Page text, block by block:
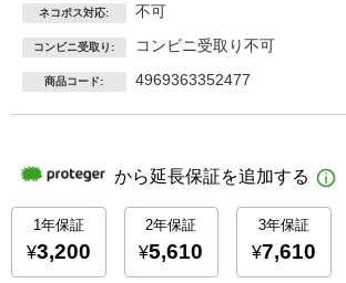
ネコポス対応: 不可
コンビニ受取り: コンビニ受取り不可
商品コード: 4969363352477